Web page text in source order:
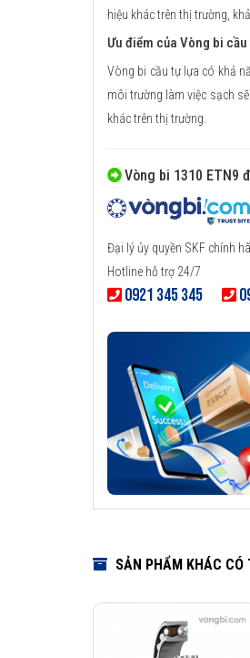
hiệu khác trên thị trường,
Ưu điểm của Vòng bi cầu
Vòng bi cầu tự lựa có khả
môi trường làm việc sạch
khác trên thị trường.
Vòng bi 1310 ETN9
Đại lý ủy quyền SKF chính
Hotline hỗ trợ 24/7
0921 345 345
SẢN PHẨM KHÁC CÓ